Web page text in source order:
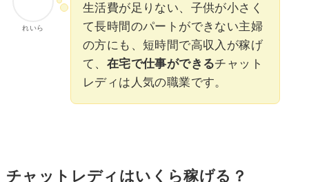
れいら
生活費が足りない、子供が小さく
て長時間のパートができない主婦
の方にも、短時間で高収入が稼げ
て、 在宅で仕事ができるチャット
レディは人気の職業です。
チャットレディはいくら稼げる？